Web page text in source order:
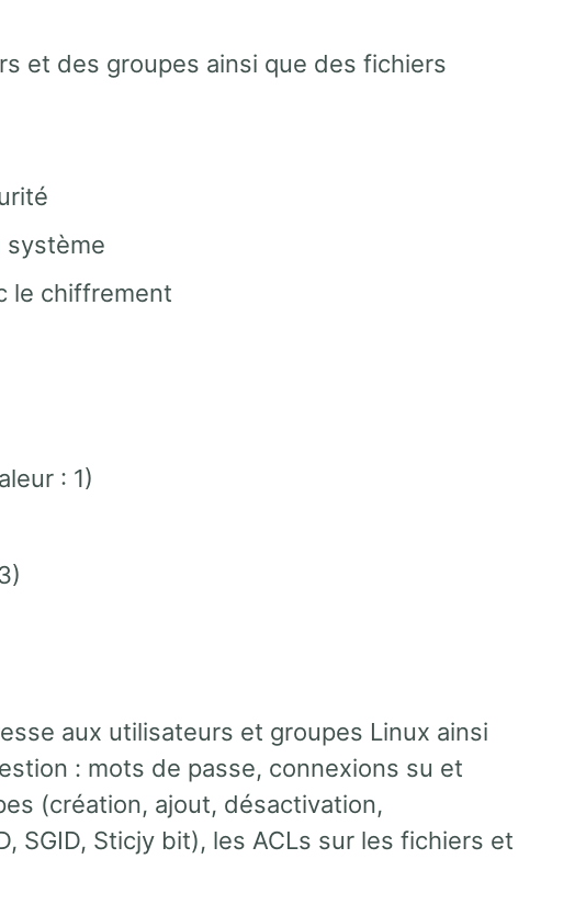
et des groupes ainsi que des fichiers
système
le chiffrement
: 1)
aux utilisateurs et groupes Linux ainsi
: mots de passe, connexions su et
(création, ajout, désactivation,
SGID, Sticjy bit), les ACLs sur les fichiers et